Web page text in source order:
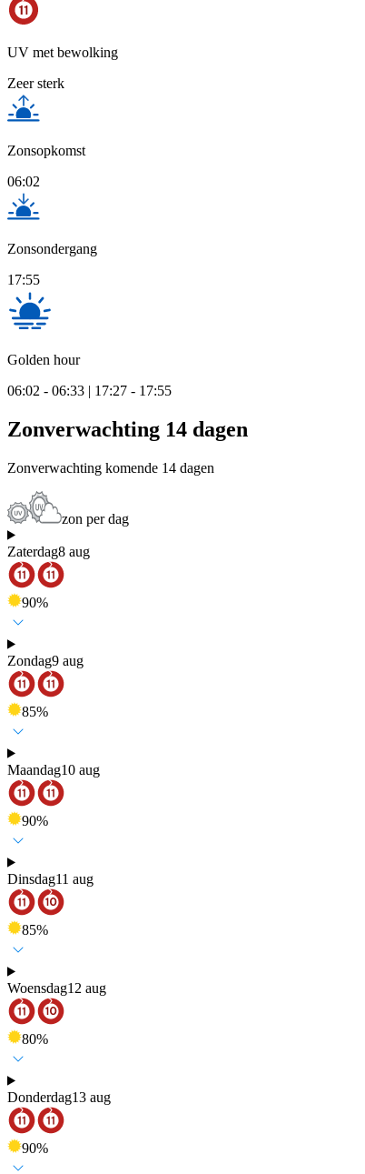
UV met bewolking
Zeer sterk
Zonsopkomst
06:02
Zonsondergang
17:55
Golden hour
06:02 - 06:33 | 17:27 - 17:55
Zonverwachting 14 dagen
Zonverwachting komende 14 dagen
zon per dag
Zaterdag8 aug
90%
Zondag9 aug
85%
Maandag10 aug
90%
Dinsdag11 aug
85%
Woensdag12 aug
80%
Donderdag13 aug
90%